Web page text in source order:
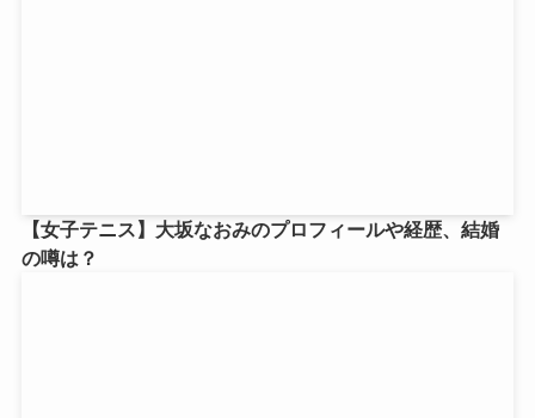
【女子テニス】大坂なおみのプロフィールや経歴、結婚
の噂は？